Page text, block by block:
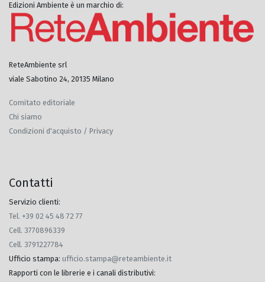
Edizioni Ambiente è un marchio di:
ReteAmbiente srl
viale Sabotino 24, 20135 Milano
Comitato editoriale
Chi siamo
Condizioni d'acquisto / Privacy
Contatti
Servizio clienti:
Tel. +39 02 45 48 72 77
Cell. 3770896339
Cell. 3791227784
Ufficio stampa: ufficio.stampa@reteambiente.it
Rapporti con le librerie e i canali distributivi: